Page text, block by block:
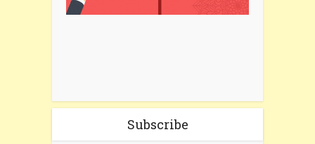
Subscribe